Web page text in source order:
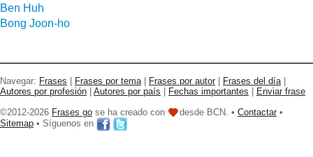
Ben Huh
Bong Joon-ho
Navegar: Frases Frases por tema| Frases por autor Frases del día|
Autores por profesión
Autores por país Fechas importantes
Enviar frase
©2012-2026 Frases go se ha creado con desde BCN. • Contactar •
Sitemap • Síguenos en